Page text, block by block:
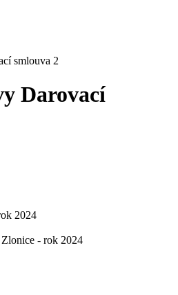
smlouva 2
Darovací
2024
- rok 2024